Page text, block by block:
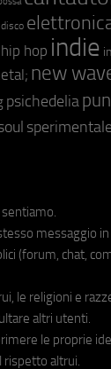
disco
hip hop indie
new
psichedelia
sperimentale
sentiamo.
messaggio
(forum, chat,
le religioni e
altri utenti.
le proprie
rispetto altrui.